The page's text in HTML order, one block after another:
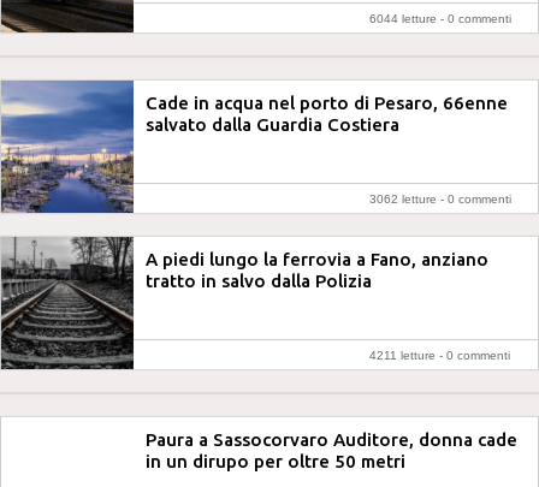
6044 letture - 0 commenti
Cade in acqua nel porto di Pesaro, 66enne
salvato dalla Guardia Costiera
3062 letture - 0 commenti
A piedi lungo la ferrovia a Fano, anziano
tratto in salvo dalla Polizia
4211 letture - 0 commenti
Paura a Sassocorvaro Auditore, donna cade
in un dirupo per oltre 50 metri